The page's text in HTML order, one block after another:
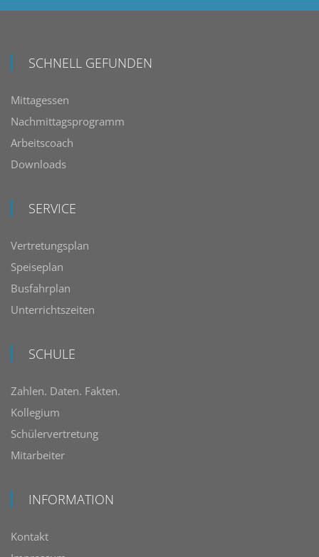
SCHNELL GEFUNDEN
Mittagessen
Nachmittagsprogramm
Arbeitscoach
Downloads
SERVICE
Vertretungsplan
Speiseplan
Busfahrplan
Unterrichtszeiten
SCHULE
Zahlen. Daten. Fakten.
Kollegium
Schülervertretung
Mitarbeiter
INFORMATION
Kontakt